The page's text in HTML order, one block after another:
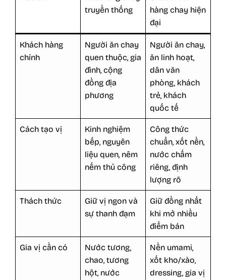
truyền thống
hàng chay hiện
đại
Khách hàng
chính
Người ăn chay
quen thuộc, gia
đình, cộng
đồng địa
phương
Người ăn chay,
ăn linh hoạt,
dân văn
phòng, khách
trẻ, khách
quốc tế
Cách tạo vị
Kinh nghiệm
bếp, nguyên
liệu quen, nêm
nếm thủ công
Công thức
chuẩn, xốt nền,
nước chấm
riêng, định
lượng rõ
Thách thức
Giữ vị ngon và
sự thanh đạm
Giữ đồng nhất
khi mở nhiều
điểm bán
Gia vị cần có
Nước tương,
chao, tương
hột, nước
Nền umami,
xốt kho/xào,
dressing, gia vị